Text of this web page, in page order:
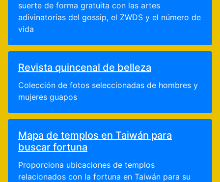
suerte de forma gratuita con las artes
adivinatorias del gossip, el ZWDS y el número de
vida
Revista quincenal de belleza
Colección de fotos seleccionadas de hombres y
mujeres guapos
Mapa de templos en Taiwán para
buscar fortuna
Proporciona ubicaciones de templos
relacionados con la fortuna en Taiwán para su